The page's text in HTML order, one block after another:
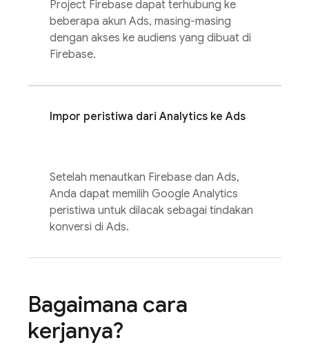
Project Firebase dapat terhubung ke
beberapa akun Ads, masing-masing
dengan akses ke audiens yang dibuat di
Firebase.
Impor peristiwa dari Analytics ke Ads
Setelah menautkan Firebase dan Ads,
Anda dapat memilih Google Analytics
peristiwa untuk dilacak sebagai tindakan
konversi di Ads.
Bagaimana cara
kerjanya?